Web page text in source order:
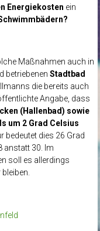
Energiekosten ein
Maßnahmen auch in
betriebenen Stadtbad
die bereits auch
Angabe, dass
(Hallenbad) sowie
um 2 Grad Celsius
bedeutet dies 26 Grad
anstatt 30. Im
soll es allerdings